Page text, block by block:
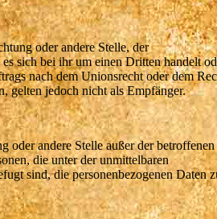
oder andere Stelle, der
sich bei ihr um einen Dritten handelt
nach dem Unionsrecht oder dem
gelten jedoch nicht als Empfänger.
oder andere Stelle außer der betroffenen
die unter der unmittelbaren
sind, die personenbezogenen Daten